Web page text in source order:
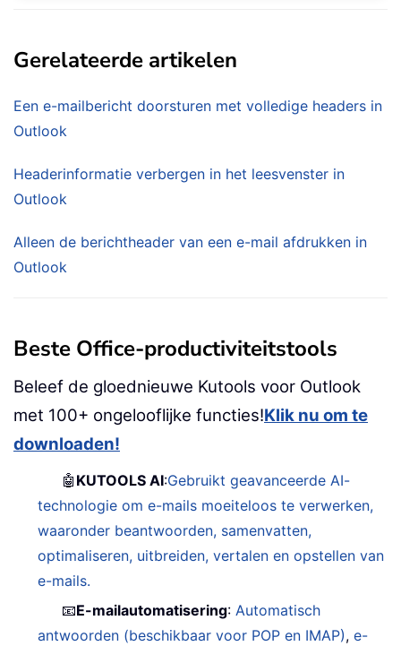
Gerelateerde artikelen
Een e-mailbericht doorsturen met volledige headers in
Outlook
Headerinformatie verbergen in het leesvenster in
Outlook
Alleen de berichtheader van een e-mail afdrukken in
Outlook
Beste Office-productiviteitstools
Beleef de gloednieuwe Kutools voor Outlook
met 100+ ongelooflijke functies!Klik nu om te
downloaden!
🤖 KUTOOLS AI:Gebruikt geavanceerde AI-
technologie om e-mails moeiteloos te verwerken,
waaronder beantwoorden, samenvatten,
optimaliseren, uitbreiden, vertalen en opstellen van
e-mails.
📧E-mailautomatisering:Automatisch
antwoorden (beschikbaar voor POP en IMAP),e-